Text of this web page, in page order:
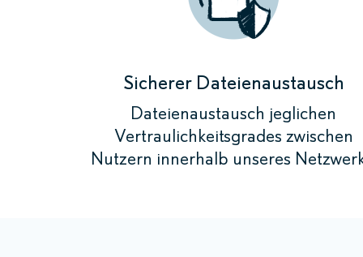
Sicherer Dateienaustausch
Dateienaustausch jeglichen
Vertraulichkeitsgrades zwischen
Nutzern innerhalb unseres